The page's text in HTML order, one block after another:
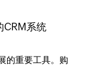
的重要工具。购